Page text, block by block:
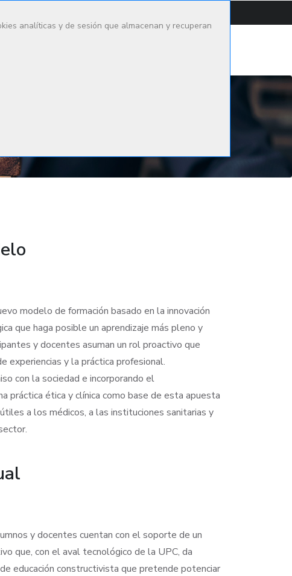
analíticas y de sesión que almacenan y recuperan
modelo de formación basado en la innovación
que haga posible un aprendizaje más pleno y
y docentes asuman un rol proactivo que
experiencias y la práctica profesional.
con la sociedad e incorporando el
práctica ética y clínica como base de esta apuesta
a los médicos, a las instituciones sanitarias y
y docentes cuentan con el soporte de un
que, con el aval tecnológico de la UPC, da
educación constructivista que pretende potenciar